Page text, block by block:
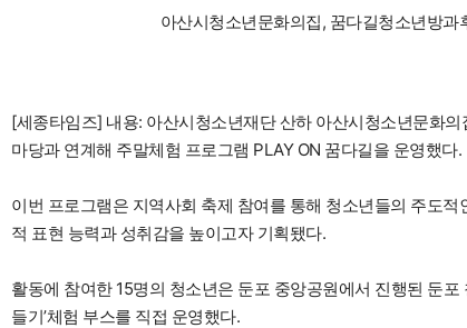
아산시청소년문화의집, 꿈다길청소년방과
[세종타임즈] 내용: 아산시청소년재단 산하 아산시청소년문화
마당과 연계해 주말체험 프로그램 PLAY ON 꿈다길을 운영했다.
이번 프로그램은 지역사회 축제 참여를 통해 청소년들의 주도
적 표현 능력과 성취감을 높이고자 기획됐다.
활동에 참여한 15명의 청소년은 둔포 중앙공원에서 진행된 둔
들기’체험 부스를 직접 운영했다.